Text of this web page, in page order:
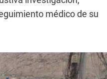
médico de su